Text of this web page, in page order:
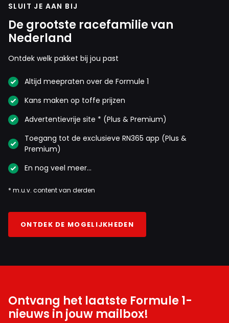
SLUIT JE AAN BIJ
De grootste racefamilie van
Nederland
Ontdek welk pakket bij jou past
Altijd meepraten over de Formule 1
Kans maken op toffe prijzen
Advertentievrije site * (Plus & Premium)
Toegang tot de exclusieve RN365 app (Plus &
Premium)
En nog veel meer…
* m.u.v. content van derden
ONTDEK DE MOGELIJKHEDEN
Ontvang het laatste Formule 1-
nieuws in jouw mailbox!